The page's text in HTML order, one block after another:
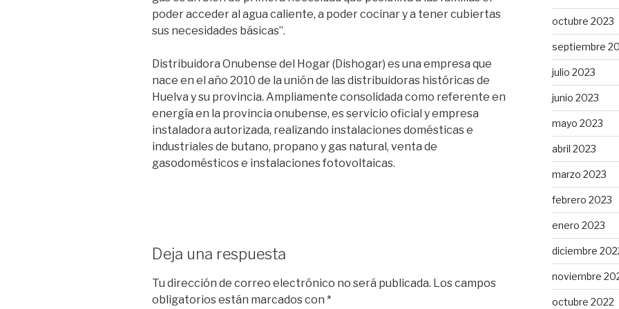
poder acceder al agua caliente, a poder cocinar y a tener cubiertas
sus necesidades básicas”.
Distribuidora Onubense del Hogar (Dishogar) es una empresa que
nace en el año 2010 de la unión de las distribuidoras históricas de
Huelva y su provincia. Ampliamente consolidada como referente en
energía en la provincia onubense, es servicio oficial y empresa
instaladora autorizada, realizando instalaciones domésticas e
industriales de butano, propano y gas natural, venta de
gasodomésticos e instalaciones fotovoltaicas.
Deja una respuesta
Tu dirección de correo electrónico no será publicada. Los campos
obligatorios están marcados con *
octubre 2023
septiembre
julio 2023
junio 2023
mayo 2023
abril 2023
marzo 2023
febrero 2023
enero 2023
diciembre
noviembre
octubre 2022